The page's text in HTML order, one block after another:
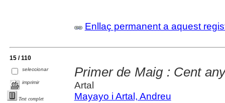
Enllaç permanent a aquest
15 / 110
seleccionar
imprimir
Text complet
Primer de Maig : Cent
Artal
Mayayo i Artal, Andreu